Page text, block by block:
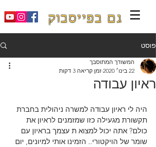
גם בפייסבוק
פוסט
ראיון עבודה
המשודך המתוסבך
22 בינו׳ 2020
זמן קריאה 3 דקות
היה לי ראיון עבודה למשרה ניהולית בחברת
תקשורת מגעילה כזו שמזמנים לראיון את
כולם? אתה יכול למצוא ת עצמך בראיון עם
שומר של הויקטורי.. הזמינו אותי למיונים, יום